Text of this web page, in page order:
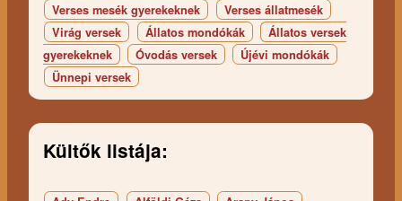
Verses mesék gyerekeknek
Verses állatmesék
Virág versek
Állatos mondókák
Állatos versek
gyerekeknek
Óvodás versek
Újévi mondókák
Ünnepi versek
Kültők listája: